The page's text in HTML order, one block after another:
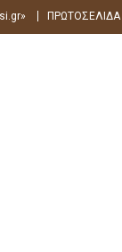
ΠΡΩΤΟΣΕΛΙΔΑ